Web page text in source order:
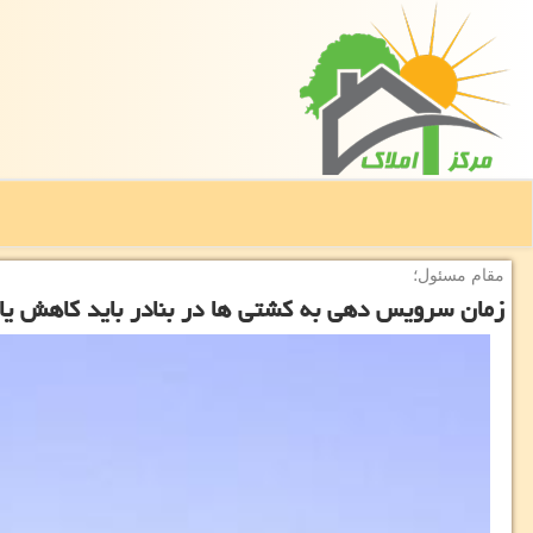
مقام مسئول؛
زمان سرویس دهی به كشتی ها در بنادر باید كاهش